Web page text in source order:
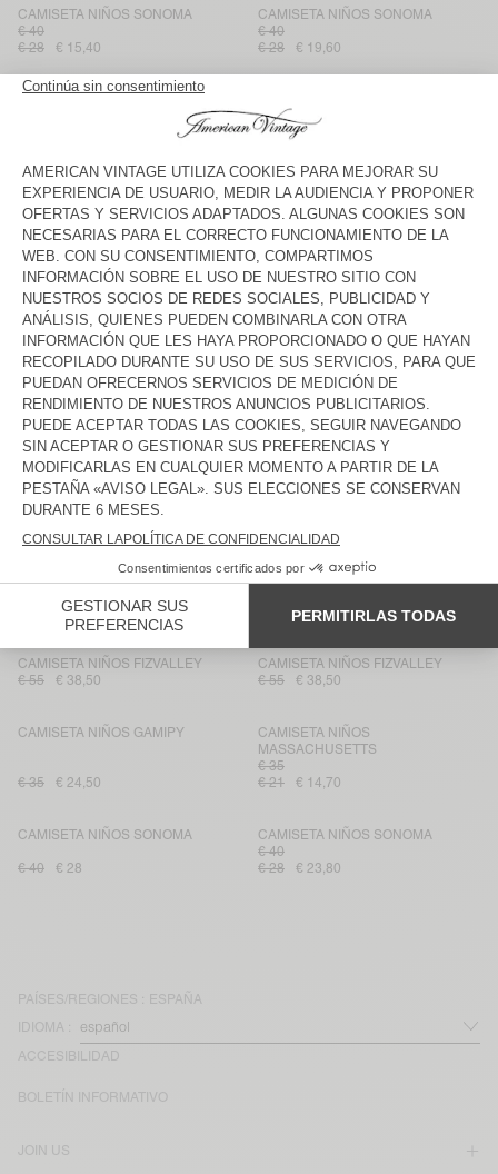
CAMISETA NIÑOS SONOMA
€ 40
€ 28
€ 15,40
CAMISETA NIÑOS SONOMA
€ 40
€ 28
€ 19,60
€ 35
€ 24,50
CAMISETA NIÑOS
MASSACHUSETTS
€ 35
€ 17,50
€ 12,25
CAMISETA NIÑOS FIZVALLEY
€ 55 € 38,50
€ 40
€ 24
€ 19,20
€ 40
€ 24
€ 16,80
CAMISETA NIÑOS
MASSACHUSETTS
€ 35
€ 17,50
€ 14
CAMISETA NIÑOS DEVON
€ 40
€ 24
€ 16,80
CAMISETA NIÑOS
MASSACHUSETTS
€ 35
CAMISETA NIÑOS SONOMA
€ 24,50
CAMISETA NIÑOS SONOMA
€ 23,80
CAMISETA NIÑOS FIZVALLEY
€ 55
€ 38,50
CAMISETA NIÑOS FIZVALLEY
€ 55
€ 38,50
CAMISETA NIÑOS GAMIPY
€ 35 € 24,50
CAMISETA NIÑOS
MASSACHUSETTS
€ 35
€ 21
€ 14,70
CAMISETA NIÑOS SONOMA
€ 40 € 28
CAMISETA NIÑOS SONOMA
€ 40
€ 28
€ 23,80
PAÍSES/REGIONES : ESPAÑA
IDIOMA :
ACCESIBILIDAD
JOIN US
BOLETÍN INFORMATIVO